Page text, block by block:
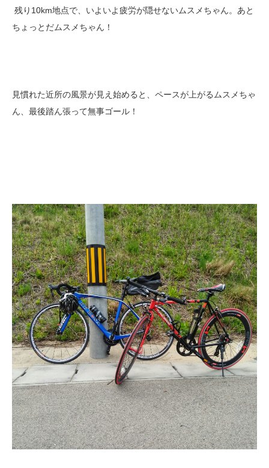
残り10km地点で、いよいよ疲労が隠せないムスメちゃん。あと
ちょっとだムスメちゃん！
見慣れた近所の風景が見え始めると、ペースが上がるムスメちゃ
ん、最後踏ん張って無事ゴール！